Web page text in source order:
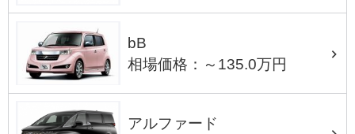
bB
相場価格：～135.0万円
アルファード